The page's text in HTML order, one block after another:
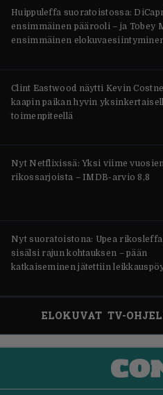
Huippuleffa suoratoistossa:
ensimmäinen päärooli – ja Tobey
ensimmäinen
Clint Eastwood näytti Kevin
kaapin paikan hyvin
toimenpiteellä
Nyt Netflixissä: Yksi viime
rikossarjoista – IMDB-arvio 8,8
Nyt suoratoistona: Upea
sisälsi rajun kohtauksen – pään
katkaiseminen jätettiin
ELOKUVAT TV-